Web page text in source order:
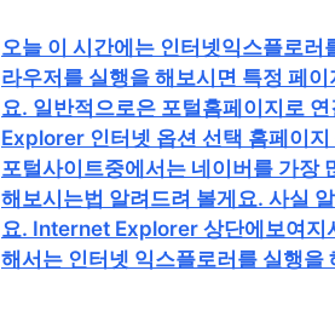
오늘 이 시간에는 인터넷익스플로
라우저를 실행을 해보시면 특정 페
요. 일반적으로은 포털홈페이지로
Explorer 인터넷 옵션 선택 홈페이
포털사이트중에서는 네이버를 가장
해보시는법 알려드려 볼게요. 사실
요. Internet Explorer 상단에보여지
해서는 인터넷 익스플로러를 실행을